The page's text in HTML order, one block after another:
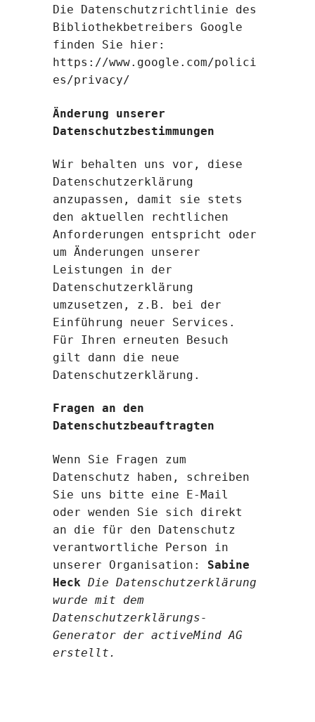
Die Datenschutzrichtlinie des
Bibliothekbetreibers Google
finden Sie hier:
https://www.google.com/polici
es/privacy/
Änderung unserer
Datenschutzbestimmungen
Wir behalten uns vor, diese
Datenschutzerklärung
anzupassen, damit sie stets
den aktuellen rechtlichen
Anforderungen entspricht oder
um Änderungen unserer
Leistungen in der
Datenschutzerklärung
umzusetzen, z.B. bei der
Einführung neuer Services.
Für Ihren erneuten Besuch
gilt dann die neue
Datenschutzerklärung.
Fragen an den
Datenschutzbeauftragten
Wenn Sie Fragen zum
Datenschutz haben, schreiben
Sie uns bitte eine E-Mail
oder wenden Sie sich direkt
an die für den Datenschutz
verantwortliche Person in
unserer Organisation: Sabine
Heck Die Datenschutzerklärung
wurde mit dem
Datenschutzerklärungs-
Generator der activeMind AG
erstellt .